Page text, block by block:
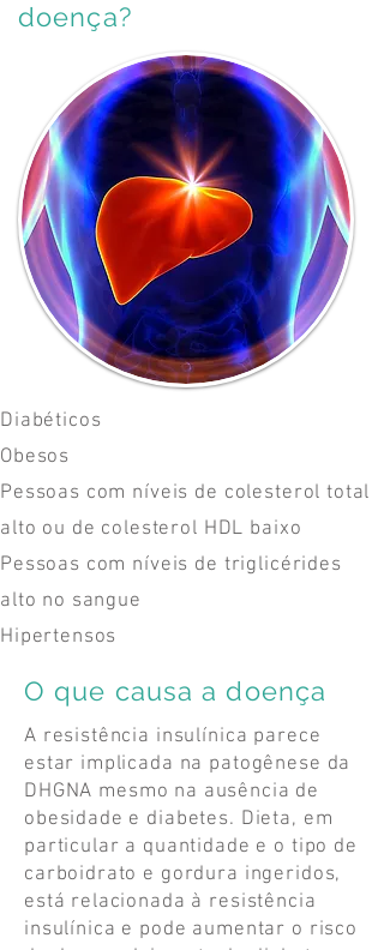
doença?
Diabéticos
Obesos
Pessoas com níveis de colesterol total
alto ou de colesterol HDL baixo
Pessoas com níveis de triglicérides
alto no sangue
Hipertensos
O que causa a doença
A resistência insulínica parece
estar implicada na patogênese da
DHGNA mesmo na ausência de
obesidade e diabetes. Dieta, em
particular a quantidade e o tipo de
carboidrato e gordura ingeridos,
está relacionada à resistência
insulínica e pode aumentar o risco